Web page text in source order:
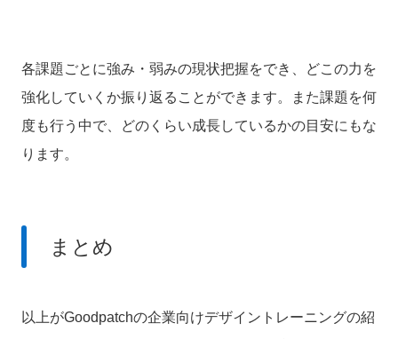
各課題ごとに強み・弱みの現状把握をでき、どこの力を
強化していくか振り返ることができます。また課題を何
度も行う中で、どのくらい成長しているかの目安にもな
ります。
まとめ
以上がGoodpatchの企業向けデザイントレーニングの紹